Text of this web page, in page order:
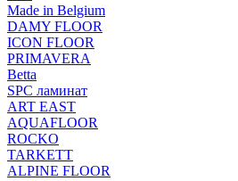
Made in Belgium
DAMY FLOOR
ICON FLOOR
PRIMAVERA
Betta
SPC ламинат
ART EAST
AQUAFLOOR
ROCKO
TARKETT
ALPINE FLOOR